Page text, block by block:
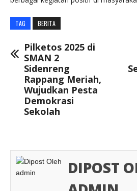
TAG BERITA
Pilketos 2025 di
SMAN 2
Sidenreng
Rappang Meriah,
Wujudkan Pesta
Demokrasi
Sekolah
DIPOST